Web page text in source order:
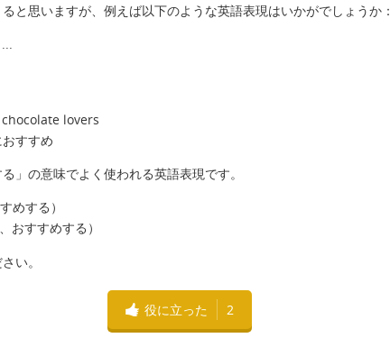
と思いますが、例えば以下のような英語表現はいかがでしょうか：
lovers
すすめ
」の意味でよく使われる英語表現です。
めする）
おすすめする）
い。
役に立った 2